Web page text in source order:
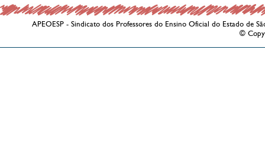
APEOESP - Sindicato dos Professores do Ensino Oficial do Estado de
©